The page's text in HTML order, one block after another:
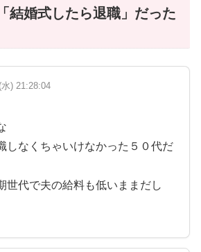
結婚式したら退職」だった
) 21:28:04
しなくちゃいけなかった５０代だ
世代で夫の給料も低いままだし